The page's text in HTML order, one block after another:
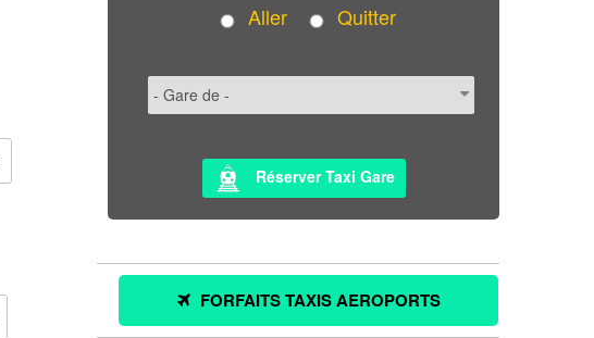
Aller Quitter
Réserver Taxi Gare
FORFAITS TAXIS AEROPORTS